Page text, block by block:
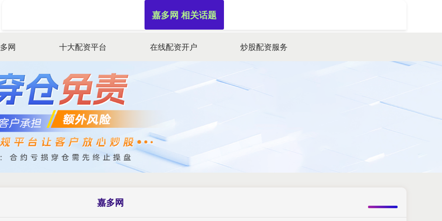
网 十大配资平台 在线配资开户 炒股配资服务
嘉多网
嘉多网 相关话题